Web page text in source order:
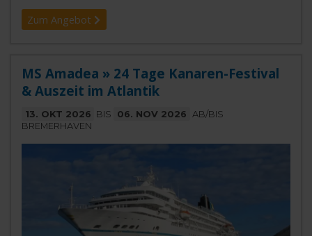
Zum Angebot
MS Amadea » 24 Tage Kanaren-Festival
& Auszeit im Atlantik
13. OKT 2026 BIS 06. NOV 2026
AB/BIS
BREMERHAVEN